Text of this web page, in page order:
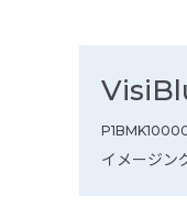
イメージン